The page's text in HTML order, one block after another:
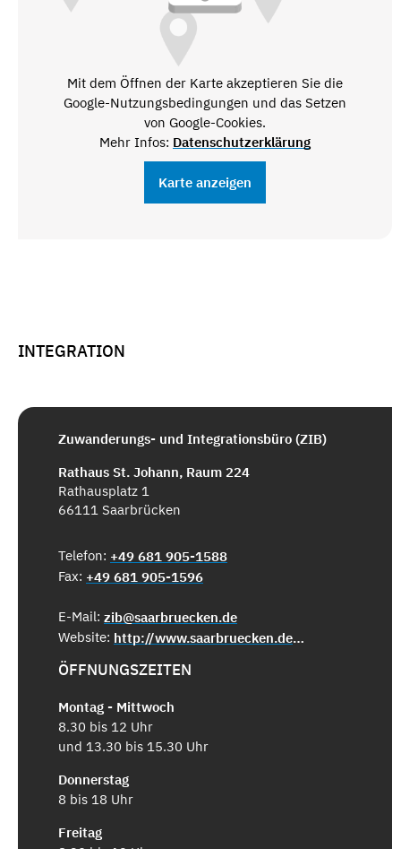
Mit dem Öffnen der Karte akzeptieren Sie die
Google-Nutzungsbedingungen und das Setzen
von Google-Cookies.
Mehr Infos: Datenschutzerklärung
Karte anzeigen
INTEGRATION
Zuwanderungs- und Integrationsbüro (ZIB)
Rathaus St. Johann, Raum 224
Rathausplatz 1
66111 Saarbrücken
Telefon: +49 681 905-1588
Fax: +49 681 905-1596
E-Mail: zib@saarbruecken.de
Website:
http://www.saarbruecken.de/zib
ÖFFNUNGSZEITEN
Montag - Mittwoch
8.30 bis 12 Uhr
und 13.30 bis 15.30 Uhr
Donnerstag
8 bis 18 Uhr
Freitag